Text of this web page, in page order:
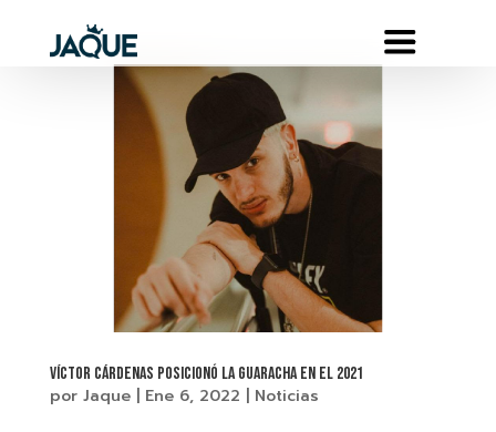
VÍCTOR CÁRDENAS POSICIONÓ LA GUARACHA EN EL 2021
por Jaque| Ene 6, 2022 Noticias